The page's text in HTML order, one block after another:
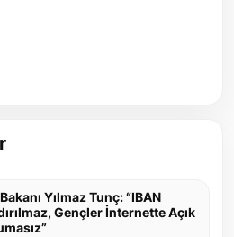
Yılmaz Tunç: “IBAN
Gençler İnternette Açık